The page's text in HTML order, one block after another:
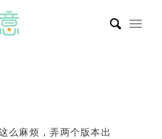
么麻烦，弄两个版本出